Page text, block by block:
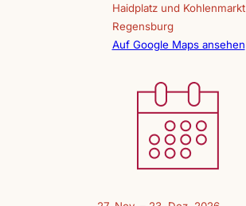
Haidplatz und Kohlenmarkt
Regensburg
Auf Google Maps ansehen